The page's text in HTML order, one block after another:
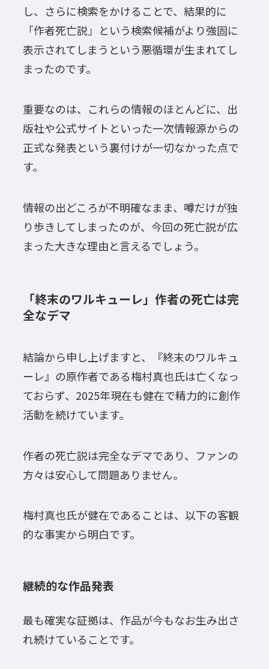
し、さらに検索をかけることで、結果的に
「作者死亡説」という検索候補がより強固に
表示されてしまうという悪循環が生まれてし
まったのです。
重要なのは、これらの情報のほとんどに、出
版社や公式サイトといった一次情報源からの
正式な発表という裏付けが一切なかった点で
す。
情報の出どころが不明確なまま、噂だけが独
り歩きしてしまったのが、今回の死亡説が広
まった大きな理由と言えるでしょう。
「終末のワルキューレ」作者の死亡は完
全なデマ
結論から申し上げますと、『終末のワルキュ
ーレ』の原作者である梅村真也氏は亡くなっ
ておらず、2025年現在も健在で精力的に創作
活動を続けています。
作者の死亡説は完全なデマであり、ファンの
方々は安心して問題ありません。
梅村真也氏が健在であることは、以下の客観
的な事実から明白です。
継続的な作品発表
最も確実な証拠は、作品が今もなお生み出さ
れ続けていることです。